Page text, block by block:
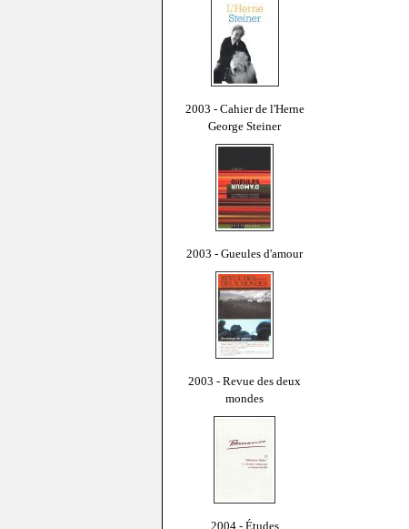
2003 - Cahier de l'Herne
George Steiner
2003 - Gueules d'amour
2003 - Revue des deux
mondes
2004 - Études